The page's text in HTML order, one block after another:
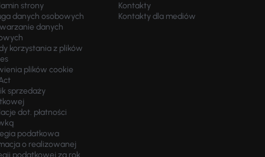
strony
danych osobowych
danych
korzystania z plików
plików cookie
sprzedaży
dot. płatności
podatkowa
o realizowanej
podatkowej za rok
Kontakty
Kontakty dla mediów